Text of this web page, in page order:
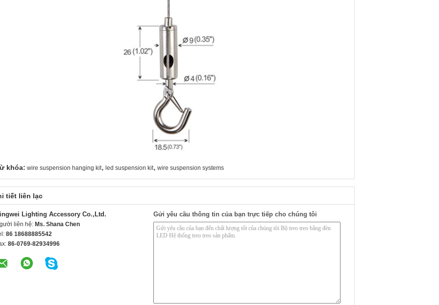
khóa: wire suspension hanging kit, led suspension kit, wire suspension systems
tiết liên lạc
Lighting Accessory Co.,Ltd.
liên hệ: Ms. Shana Chen
86 18688885542
86-0769-82934996
Gửi yêu cầu thông tin của bạn trực tiếp cho chúng tôi